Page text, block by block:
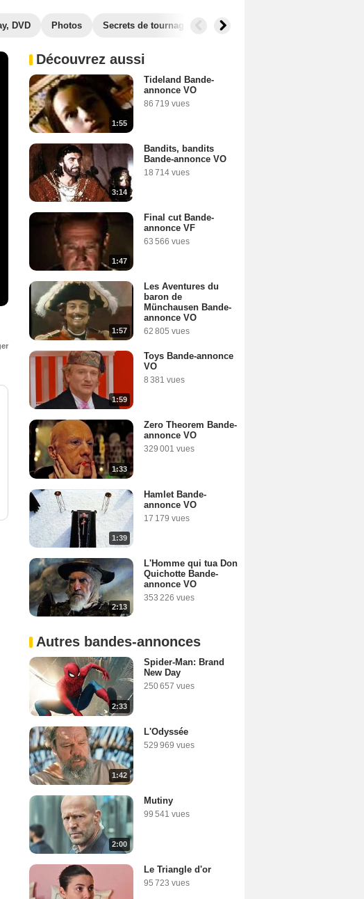
DVD Photos Secrets de tournage Récompenses
Découvrez aussi
1:55
Tideland Bande-
annonce VO
86 719 vues
3:14
Bandits, bandits
Bande-annonce VO
18 714 vues
1:47
Final cut Bande-
annonce VF
63 566 vues
1:57
Les Aventures du
baron de
Münchausen Bande-
annonce VO
62 805 vues
1:59
Toys Bande-annonce
VO
8 381 vues
1:33
Zero Theorem Bande-
annonce VO
329 001 vues
1:39
Hamlet Bande-
annonce VO
17 179 vues
2:13
L'Homme qui tua Don
Quichotte Bande-
annonce VO
353 226 vues
Autres bandes-annonces
2:33
Spider-Man: Brand
New Day
250 657 vues
1:42
L'Odyssée
529 969 vues
2:00
Mutiny
99 541 vues
Le Triangle d'or
95 723 vues